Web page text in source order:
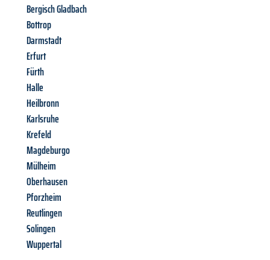
Bergisch Gladbach
Bottrop
Darmstadt
Erfurt
Fürth
Halle
Heilbronn
Karlsruhe
Krefeld
Magdeburgo
Mülheim
Oberhausen
Pforzheim
Reutlingen
Solingen
Wuppertal